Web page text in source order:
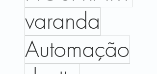
varanda
Automação